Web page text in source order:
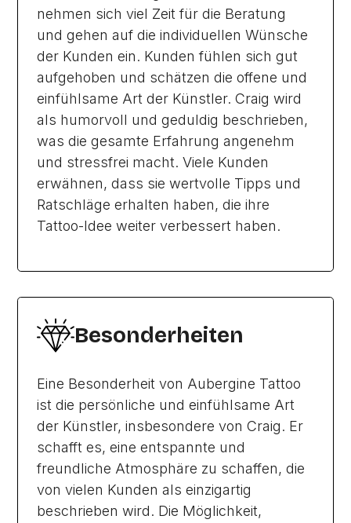
nehmen sich viel Zeit für die Beratung
und gehen auf die individuellen Wünsche
der Kunden ein. Kunden fühlen sich gut
aufgehoben und schätzen die offene und
einfühlsame Art der Künstler. Craig wird
als humorvoll und geduldig beschrieben,
was die gesamte Erfahrung angenehm
und stressfrei macht. Viele Kunden
erwähnen, dass sie wertvolle Tipps und
Ratschläge erhalten haben, die ihre
Tattoo-Idee weiter verbessert haben.
Besonderheiten
Eine Besonderheit von Aubergine Tattoo
ist die persönliche und einfühlsame Art
der Künstler, insbesondere von Craig. Er
schafft es, eine entspannte und
freundliche Atmosphäre zu schaffen, die
von vielen Kunden als einzigartig
beschrieben wird. Die Möglichkeit,